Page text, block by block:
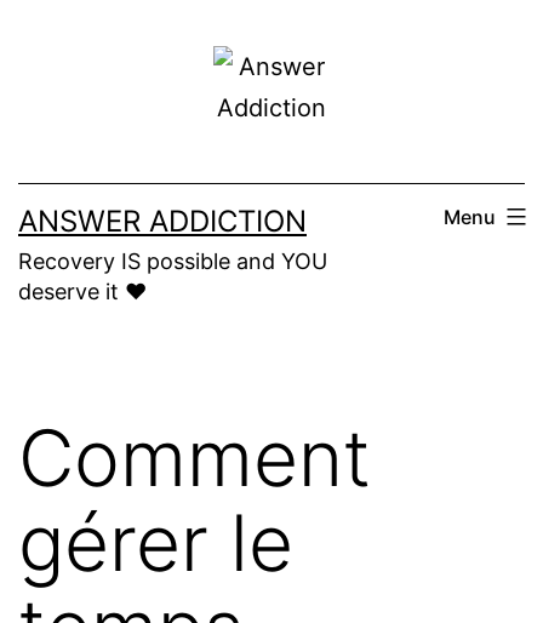
ANSWER ADDICTION
Recovery IS possible and YOU
deserve it ❤️
Menu
Comment
gérer le